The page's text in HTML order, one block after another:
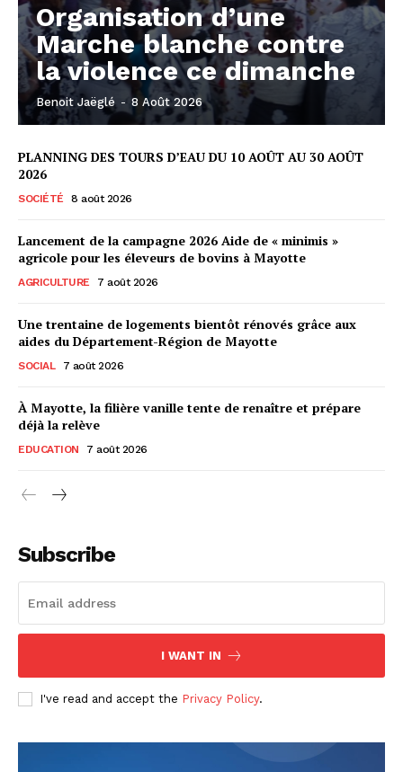
Organisation d’une
Marche blanche contre
la violence ce dimanche
Benoit Jaëglé - 8 Août 2026
PLANNING DES TOURS D’EAU DU 10 AOÛT AU 30 AOÛT
2026
SOCIÉTÉ 8 août 2026
Lancement de la campagne 2026 Aide de « minimis »
agricole pour les éleveurs de bovins à Mayotte
AGRICULTURE 7 août 2026
Une trentaine de logements bientôt rénovés grâce aux
aides du Département-Région de Mayotte
SOCIAL 7 août 2026
À Mayotte, la filière vanille tente de renaître et prépare
déjà la relève
EDUCATION 7 août 2026
Subscribe
I WANT IN
I've read and accept the Privacy Policy.